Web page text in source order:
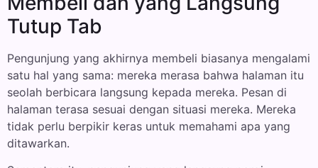
Tutup Tab
Pengunjung yang akhirnya membeli biasanya mengalami
satu hal yang sama: mereka merasa bahwa halaman itu
seolah berbicara langsung kepada mereka. Pesan di
halaman terasa sesuai dengan situasi mereka. Mereka
tidak perlu berpikir keras untuk memahami apa yang
ditawarkan.